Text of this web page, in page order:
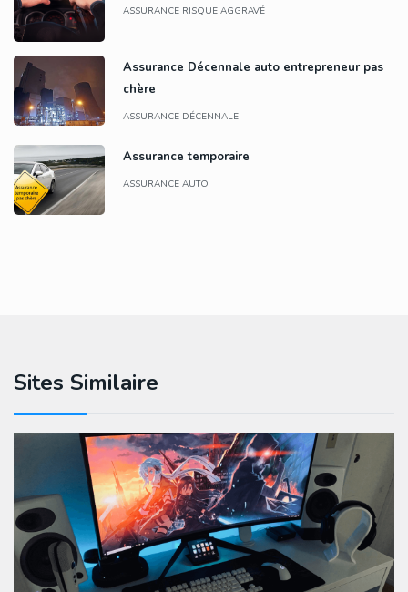
ASSURANCE RISQUE AGGRAVÉ
Assurance Décennale auto entrepreneur pas
chère
ASSURANCE DÉCENNALE
Assurance temporaire
ASSURANCE AUTO
Sites Similaire